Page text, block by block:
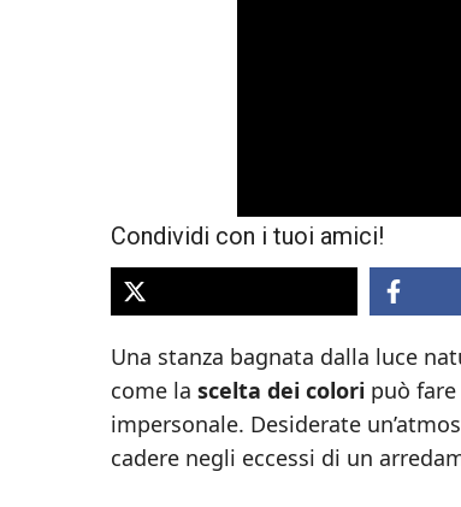
Condividi con i tuoi amici!
Una stanza bagnata dalla luce
come la scelta dei colori può
impersonale. Desiderate
cadere negli eccessi di un